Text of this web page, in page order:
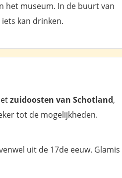
het museum. In de buurt van
kan drinken.
zuidoosten van Schotland,
tot de mogelijkheden.
uit de 17de eeuw. Glamis